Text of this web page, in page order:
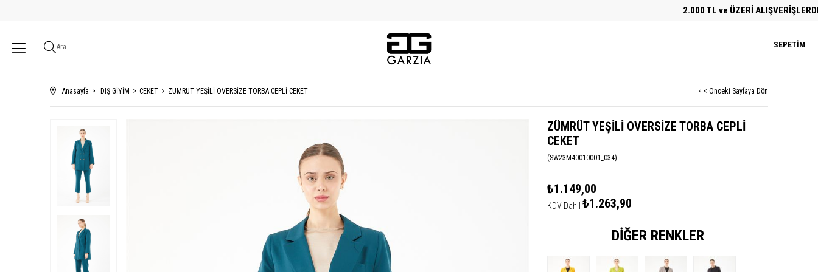
2.000 TL ve ÜZERİ ALIŞVERİŞLERDE
Ara SEPETIM
Anasayfa DIŞ GİYİM CEKET ZÜMRÜT YEŞİLİ OVERSİZE TORBA CEPLİ CEKET < < Önceki Sayfaya Dön
ZÜMRÜT YEŞİLİ OVERSİZE TORBA CEPLİ
CEKET
(SW23M40010001_034)
₺1.149,00
KDV Dahil ₺1.263,90
DIĞER RENKLER